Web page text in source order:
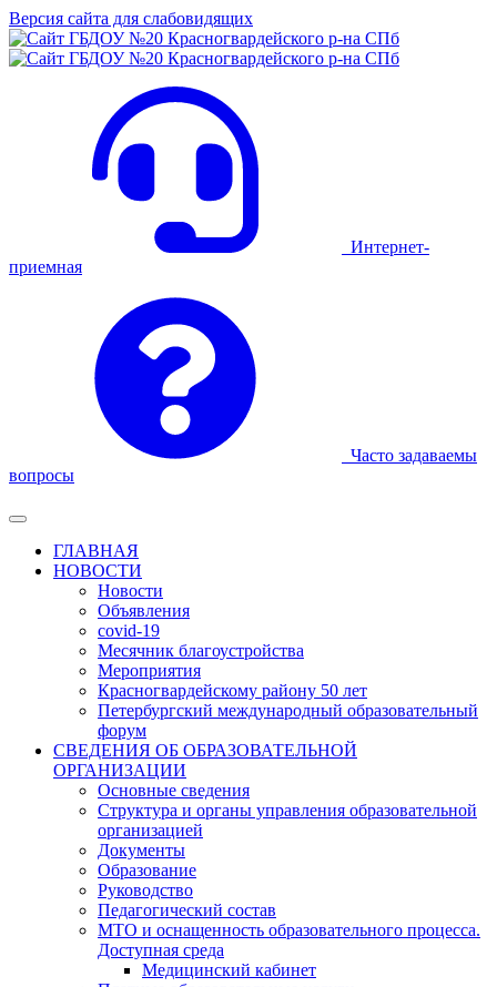
Версия сайта для слабовидящих
Интернет-
приемная
Часто задаваемы
вопросы
ГЛАВНАЯ
НОВОСТИ
Новости
Объявления
covid-19
Месячник благоустройства
Мероприятия
Красногвардейскому району 50 лет
Петербургский международный образовательный
форум
СВЕДЕНИЯ ОБ ОБРАЗОВАТЕЛЬНОЙ
ОРГАНИЗАЦИИ
Основные сведения
Структура и органы управления образовательной
организацией
Документы
Образование
Руководство
Педагогический состав
МТО и оснащенность образовательного процесса.
Доступная среда
Медицинский кабинет